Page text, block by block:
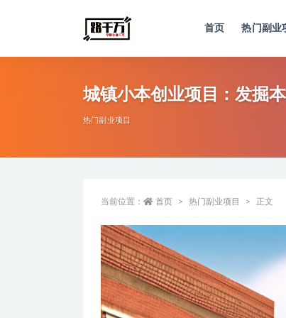
首页 热门副业
城镇小本创业项目：发掘
热门副业项目
当前位置： 首页 热门副业项目 正文